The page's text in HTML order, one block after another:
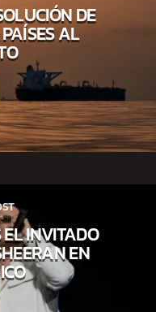
DE
AL
INVITADO
EN